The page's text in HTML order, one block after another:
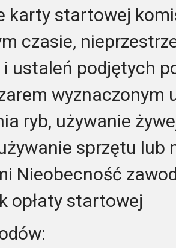
karty startowej
czasie,
ustaleń podjętych
wyznaczonym
ryb, używanie
sprzętu lub
Nieobecność
opłaty startowej